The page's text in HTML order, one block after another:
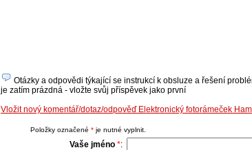
Otázky a odpovědi týkající se instrukcí k obsluze a řešení
je zatím prázdná - vložte svůj příspěvek jako první
Vložit nový komentář/dotaz/odpověď Elektronický fotorámeček
Položky označené *je nutné vyplnit.
Vaše jméno *: